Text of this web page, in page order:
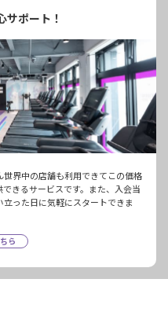
サポート！
界中の店舗も利用できてこの価格
きるサービスです。また、入会当
った日に気軽にスタートできま
ら